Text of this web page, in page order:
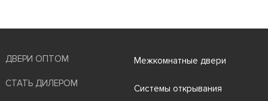
ДВЕРИ ОПТОМ
СТАТЬ ДИЛЕРОМ
Межкомнатные двери
Системы открывания